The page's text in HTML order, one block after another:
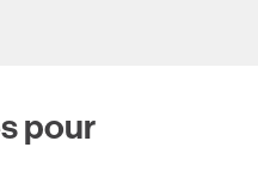
pour